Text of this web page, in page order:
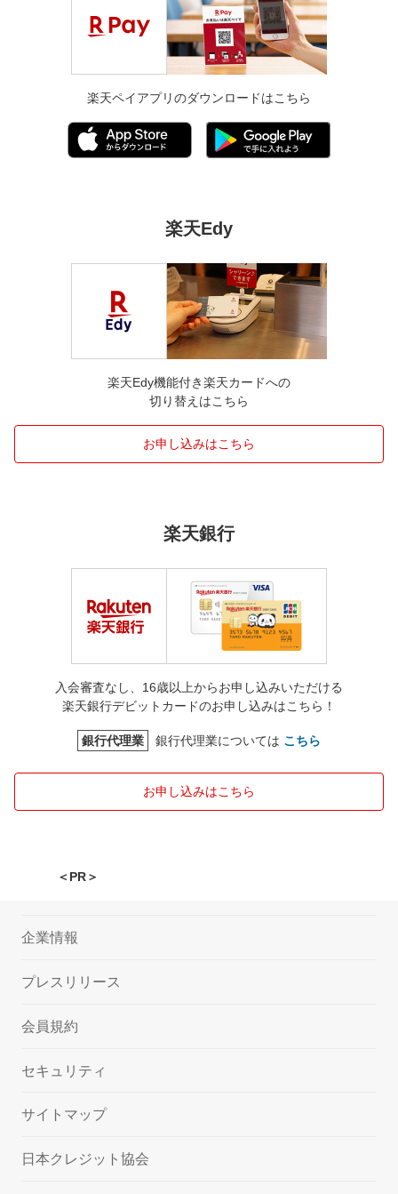
楽天ペイアプリのダウンロードはこちら
楽天Edy
楽天Edy機能付き楽天カードへの
切り替えはこちら
お申し込みはこちら
楽天銀行
入会審査なし、16歳以上からお申し込みいただける
楽天銀行デビットカードのお申し込みはこちら！
銀行代理業 銀行代理業については こちら
お申し込みはこちら
＜PR＞
企業情報
プレスリリース
会員規約
セキュリティ
サイトマップ
日本クレジット協会